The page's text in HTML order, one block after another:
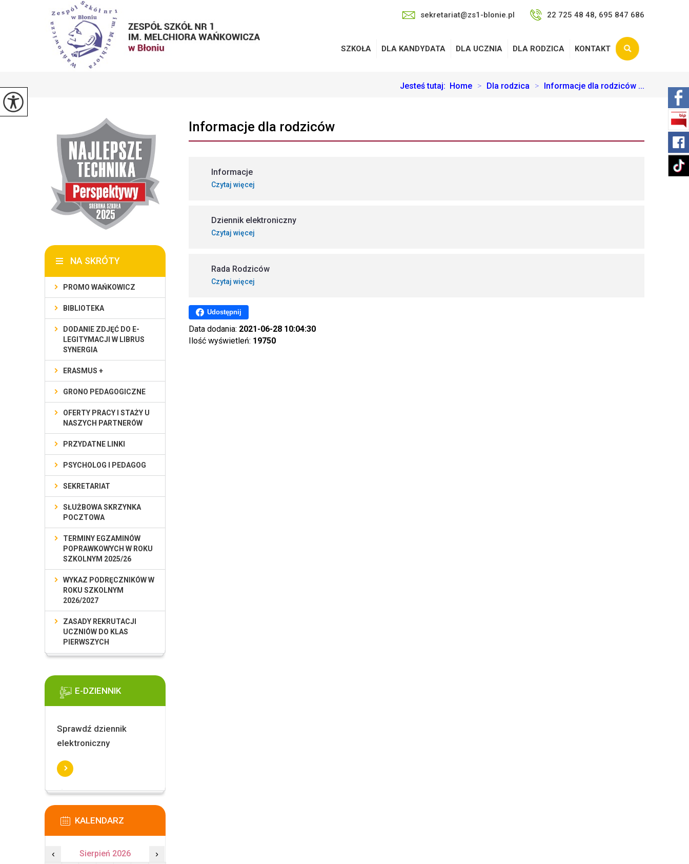
sekretariat@zs1-blonie.pl 22 725 48 48, 695 847 686
SZKOŁA DLA KANDYDATA DLA UCZNIA DLA RODZICA KONTAKT
Jesteś tutaj: Home > Dla rodzica > Informacje dla rodziców ...
Informacje dla rodziców
Informacje
Czytaj więcej
Dziennik elektroniczny
Czytaj więcej
Rada Rodziców
Czytaj więcej
Udostępnij
Data dodania: 2021-06-28 10:04:30
Ilość wyświetleń: 19750
NA SKRÓTY
PROMO WAŃKOWICZ
BIBLIOTEKA
DODANIE ZDJĘĆ DO E-
LEGITYMACJI W LIBRUS
SYNERGIA
ERASMUS +
GRONO PEDAGOGICZNE
OFERTY PRACY I STAŻY U
NASZYCH PARTNERÓW
PRZYDATNE LINKI
PSYCHOLOG I PEDAGOG
SEKRETARIAT
SŁUŻBOWA SKRZYNKA
POCZTOWA
TERMINY EGZAMINÓW
POPRAWKOWYCH W ROKU
SZKOLNYM 2025/26
WYKAZ PODRĘCZNIKÓW W
ROKU SZKOLNYM
2026/2027
ZASADY REKRUTACJI
UCZNIÓW DO KLAS
PIERWSZYCH
E-DZIENNIK
Sprawdź dziennik
elektroniczny
KALENDARZ
‹ Sierpień 2026 ›